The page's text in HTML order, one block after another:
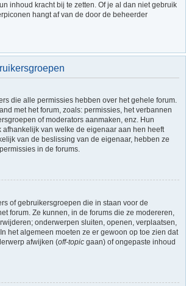
inhoud kracht bij te zetten. Of je al dan niet gebruik
hangt af van de door de beheerder
die alle permissies hebben over het gehele forum.
met het forum, zoals: permissies, het verbannen
of moderators aanmaken, enz. Hun
van welke de eigenaar aan hen heeft
van de beslissing van de eigenaar, hebben ze
in de forums.
of gebruikersgroepen die in staan voor de
forum. Ze kunnen, in de forums die ze modereren,
onderwerpen sluiten, openen, verplaatsen,
het algemeen moeten ze er gewoon op toe zien dat
afwijken (off-topic gaan) of ongepaste inhoud